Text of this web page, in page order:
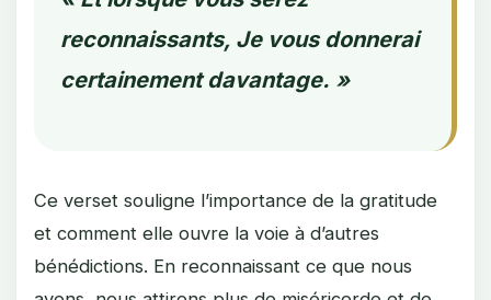
reconnaissants, Je vous donnerai
certainement davantage. »
Ce verset souligne l’importance de la gratitude
et comment elle ouvre la voie à d’autres
bénédictions. En reconnaissant ce que nous